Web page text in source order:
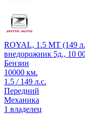
ROYAL, 1.5 MT (149
внедорожник 5д., 10
Бензин
10000 км.
1.5 / 149 л.с.
Передний
Механика
1 владелец